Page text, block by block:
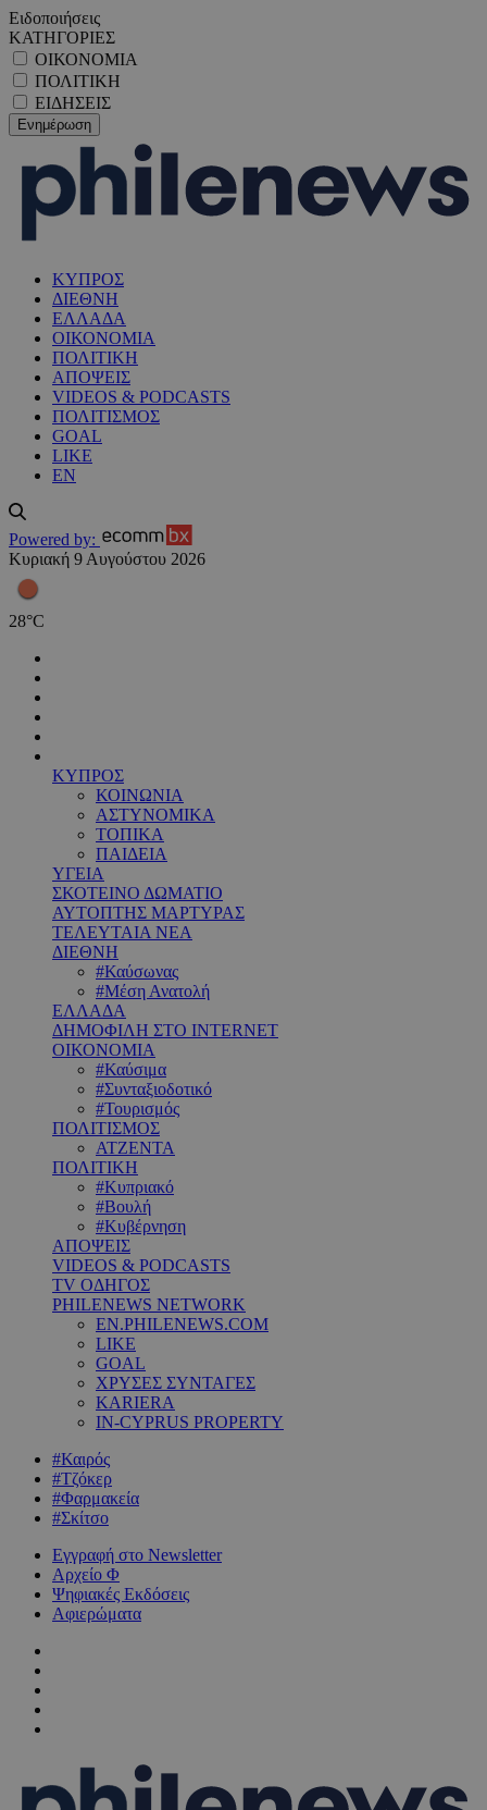
Ειδοποιήσεις
ΚΑΤΗΓΟΡΙΕΣ
ΟΙΚΟΝΟΜΙΑ
ΠΟΛΙΤΙΚΗ
ΕΙΔΗΣΕΙΣ
ΚΥΠΡΟΣ
ΔΙΕΘΝΗ
ΕΛΛΑΔΑ
ΟΙΚΟΝΟΜΙΑ
ΠΟΛΙΤΙΚΗ
ΑΠΟΨΕΙΣ
VIDEOS & PODCASTS
ΠΟΛΙΤΙΣΜΟΣ
GOAL
LIKE
EN
Powered by:
Κυριακή 9 Αυγούστου 2026
28°C
ΚΥΠΡΟΣ
ΚΟΙΝΩΝΙΑ
ΑΣΤΥΝΟΜΙΚΑ
ΤΟΠΙΚΑ
ΠΑΙΔΕΙΑ
ΥΓΕΙΑ
ΣΚΟΤΕΙΝΟ ΔΩΜΑΤΙΟ
ΑΥΤΟΠΤΗΣ ΜΑΡΤΥΡΑΣ
ΤΕΛΕΥΤΑΙΑ ΝΕΑ
ΔΙΕΘΝΗ
#Καύσωνας
#Μέση Ανατολή
ΕΛΛΑΔΑ
ΔΗΜΟΦΙΛΗ ΣΤΟ INTERNET
ΟΙΚΟΝΟΜΙΑ
#Καύσιμα
#Συνταξιοδοτικό
#Τουρισμός
ΠΟΛΙΤΙΣΜΟΣ
ΑΤΖΕΝΤΑ
ΠΟΛΙΤΙΚΗ
#Κυπριακό
#Βουλή
#Κυβέρνηση
ΑΠΟΨΕΙΣ
VIDEOS & PODCASTS
TV ΟΔΗΓΟΣ
PHILENEWS NETWORK
EN.PHILENEWS.COM
LIKE
GOAL
ΧΡΥΣΕΣ ΣΥΝΤΑΓΕΣ
KARIERA
IN-CYPRUS PROPERTY
#Καιρός
#Τζόκερ
#Φαρμακεία
#Σκίτσο
Εγγραφή στο Newsletter
Αρχείο Φ
Ψηφιακές Εκδόσεις
Αφιερώματα